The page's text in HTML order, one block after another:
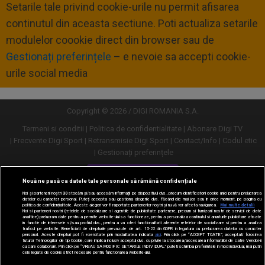
Setarile tale privind cookie-urile nu permit afisarea
continutul din aceasta sectiune. Poti actualiza setarile
modulelor coookie direct din browser sau de
Gestionați preferințele – e nevoie sa accepti cookie-
urile social media
Copyright © 2026 / DIGI ROMANIA S.A.
Termeni si conditii
Politica de confidentialitate
Abonare Digi TV
Frecvente Digi Sport
Retransmisie Digi Sport Contact/Info
Codul etic
Gestionați preferințele
Versiune desktop
Nouă ne pasă ca datele tale personale să rămână confidențiale
Noi și partenerii noștri30stocăm și/sau accesăm informații pe dispozitivul dvs., precum identificatorii cookie unici pentru prelucrarea
datelor cu caracter personal. Puteți accepta sau gestiona alegerile dvs. făcând clic mai jos sau în orice moment, pe pagina cu
politica de confidențialitate. Aceste alegeri vor fi raportate partenerilor noștri și nu vă vor afecta navigarea.
Mai multe detalii
Noi si partenerii nostri (retelele de socializare si agentiile de publicitate partenere, precum si furnizorii nostri de servicii de date
analitice) prelucram date pentru a permite website-ului sa functioneze, pentru a personaliza continutul si anunturile publicitare afisate
in functie de interesele si/sau profilul dvs., pentru a va oferi functionalitati aferente retelelor de socializare si pentru a analiza
traficul pe website. Beneficiati de drepturile prevazute de art. 15-22 din GDPR in legatura cu prelucrarea datelor cu caracter
personal. Aceste drepturi pot fi exercitate prin modalitatea indicata aici. Prin click pe “ACCEPT TOATE”, acceptati folosirea
tuturor Tehnologiilor de tip Cookie, care implica inclusiv acceptul dvs. cu privire la stocarea/accesarea informatiilor de catre Vendor-ii
cu care colaboram. Prin click pe “VREAU SA MODIFIC SETARILE INDIVIDUAL” puteti schimba preferintele in mod individual, mai putin
cele legate de cookie strict necesare pentru functionarea website-ului.